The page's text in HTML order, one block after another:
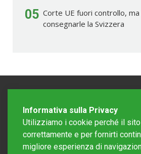
05 Corte UE fuori controllo,
consegnarle la Svizzera
Informativa sulla Privacy
Utilizziamo i cookie perché il
correttamente e per fornirti
migliore esperienza di